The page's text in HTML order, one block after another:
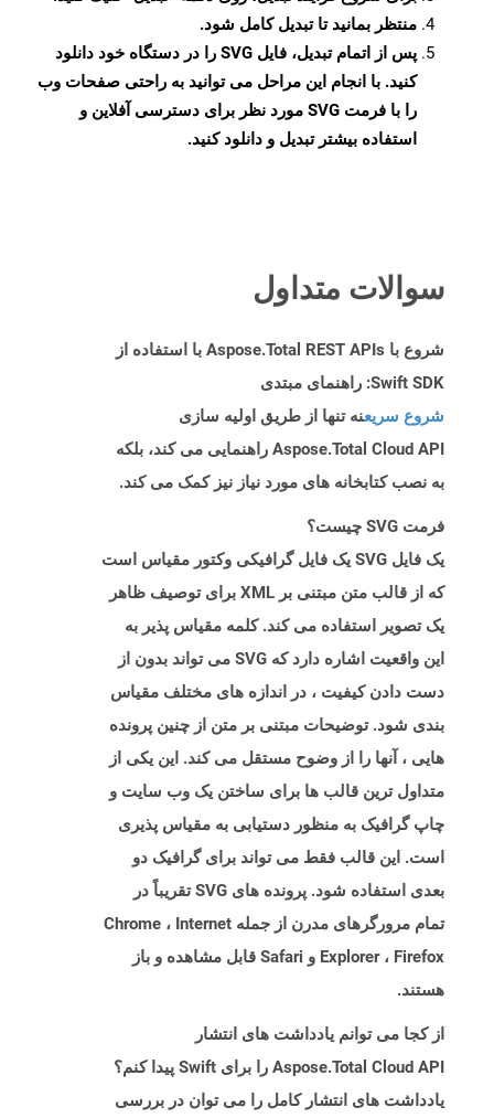
منتظر بمانید تا تبدیل کامل شود.
پس از اتمام تبدیل، فایل SVG را در دستگاه خود دانلود
کنید. با انجام این مراحل می توانید به راحتی صفحات وب
را با فرمت SVG مورد نظر برای دسترسی آفلاین و
استفاده بیشتر تبدیل و دانلود کنید.
سوالات متداول
شروع با Aspose.Total REST APIs با استفاده از
Swift SDK: راهنمای مبتدی
شروع سریعنه تنها از طریق اولیه سازی
Aspose.Total Cloud API راهنمایی می کند، بلکه
به نصب کتابخانه های مورد نیاز نیز کمک می کند.
فرمت SVG چیست؟
یک فایل SVG یک فایل گرافیکی وکتور مقیاس است
که از قالب متن مبتنی بر XML برای توصیف ظاهر
یک تصویر استفاده می کند. کلمه مقیاس پذیر به
این واقعیت اشاره دارد که SVG می تواند بدون از
دست دادن کیفیت ، در اندازه های مختلف مقیاس
بندی شود. توضیحات مبتنی بر متن از چنین پرونده
هایی ، آنها را از وضوح مستقل می کند. این یکی از
متداول ترین قالب ها برای ساختن یک وب سایت و
چاپ گرافیک به منظور دستیابی به مقیاس پذیری
است. این قالب فقط می تواند برای گرافیک دو
بعدی استفاده شود. پرونده های SVG تقریباً در
تمام مرورگرهای مدرن از جمله Chrome ، Internet
Explorer ، Firefox و Safari قابل مشاهده و باز
هستند.
از کجا می توانم یادداشت های انتشار
Aspose.Total Cloud API را برای Swift پیدا کنم؟
یادداشت های انتشار کامل را می توان در بررسی